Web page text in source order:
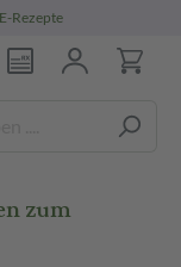
Rezepte
zum